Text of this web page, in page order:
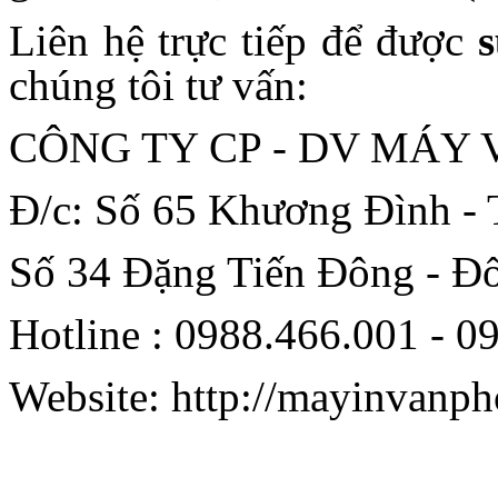
Liên hệ trực tiếp để được
chúng tôi tư vấn:
CÔNG TY CP - DV MÁY
Đ/c: Số 65 Khương Đình -
Số 34 Đặng Tiến Đông -
Hotline : 0988.466.001 -
Website: http://